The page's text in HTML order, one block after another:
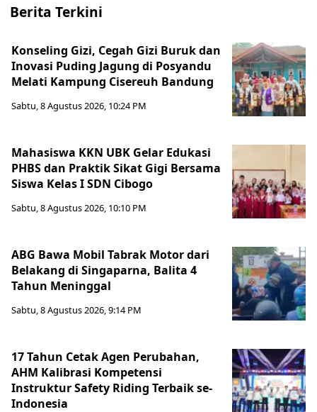
Berita Terkini
Konseling Gizi, Cegah Gizi Buruk dan
Inovasi Puding Jagung di Posyandu
Melati Kampung Cisereuh Bandung
Sabtu, 8 Agustus 2026, 10:24 PM
Mahasiswa KKN UBK Gelar Edukasi
PHBS dan Praktik Sikat Gigi Bersama
Siswa Kelas I SDN Cibogo
Sabtu, 8 Agustus 2026, 10:10 PM
ABG Bawa Mobil Tabrak Motor dari
Belakang di Singaparna, Balita 4
Tahun Meninggal
Sabtu, 8 Agustus 2026, 9:14 PM
17 Tahun Cetak Agen Perubahan,
AHM Kalibrasi Kompetensi
Instruktur Safety Riding Terbaik se-
Indonesia